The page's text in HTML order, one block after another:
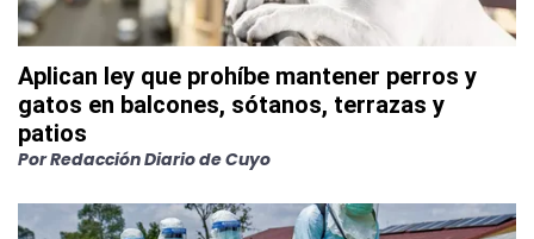
Aplican ley que prohíbe mantener perros y
gatos en balcones, sótanos, terrazas y
patios
PorRedacción Diario de Cuyo